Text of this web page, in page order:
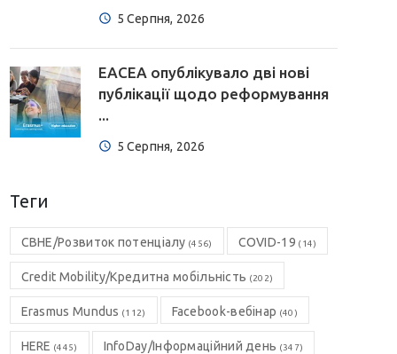
5 Серпня, 2026
EACEA опублікувало дві нові
публікації щодо реформування
...
5 Серпня, 2026
Теги
CBHE/Розвиток потенціалу (456) COVID-19 (14)
Credit Mobility/Кредитна мобільність (202)
Erasmus Mundus (112) Facebook-вебінар (40)
HERE (445) InfoDay/Інформаційний день (347)